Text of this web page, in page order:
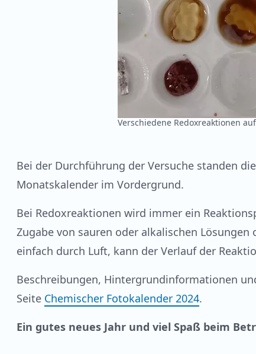
Verschiedene Redoxreaktionen
Bei der Durchführung der Versuche standen
Monatskalender im Vordergrund.
Bei Redoxreaktionen wird immer ein
Zugabe von sauren oder alkalischen
einfach durch Luft, kann der Verlauf der
Beschreibungen, Hintergrundinformationen
Seite Chemischer Fotokalender 2024.
Ein gutes neues Jahr und viel Spaß beim